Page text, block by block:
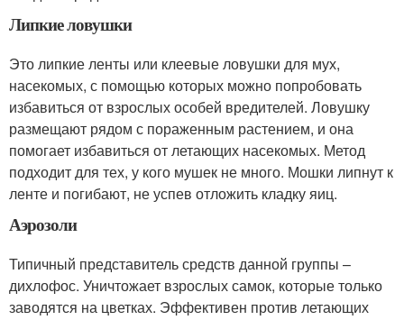
Липкие ловушки
Это липкие ленты или клеевые ловушки для мух,
насекомых, с помощью которых можно попробовать
избавиться от взрослых особей вредителей. Ловушку
размещают рядом с пораженным растением, и она
помогает избавиться от летающих насекомых. Метод
подходит для тех, у кого мушек не много. Мошки липнут к
ленте и погибают, не успев отложить кладку яиц.
Аэрозоли
Типичный представитель средств данной группы –
дихлофос. Уничтожает взрослых самок, которые только
заводятся на цветках. Эффективен против летающих